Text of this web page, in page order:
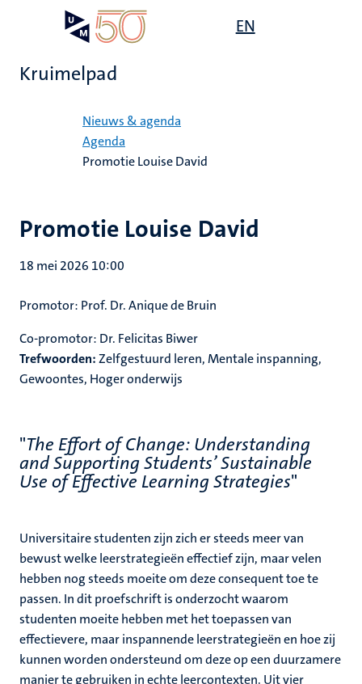
EN
Kruimelpad
Nieuws & agenda
Agenda
Promotie Louise David
Promotie Louise David
18 mei 2026 10:00
Promotor: Prof. Dr. Anique de Bruin
Co-promotor: Dr. Felicitas Biwer
Trefwoorden:Zelfgestuurd leren, Mentale inspanning,
Gewoontes, Hoger onderwijs
"The Effort of Change: Understanding
and Supporting Students’ Sustainable
Use of Effective Learning Strategies"
Universitaire studenten zijn zich er steeds meer van
bewust welke leerstrategieën effectief zijn, maar velen
hebben nog steeds moeite om deze consequent toe te
passen. In dit proefschrift is onderzocht waarom
studenten moeite hebben met het toepassen van
effectievere, maar inspannende leerstrategieën en hoe zij
kunnen worden ondersteund om deze op een duurzamere
manier te gebruiken in echte leercontexten. Uit vier